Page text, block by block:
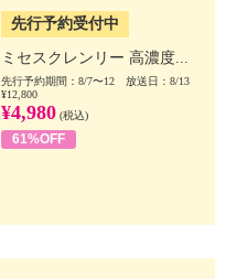
先行予約受付中
ミセスクレンリー 高濃度...
先行予約期間：8/7〜12 放送日：8/13
¥12,800
¥4,980 (税込)
61%OFF